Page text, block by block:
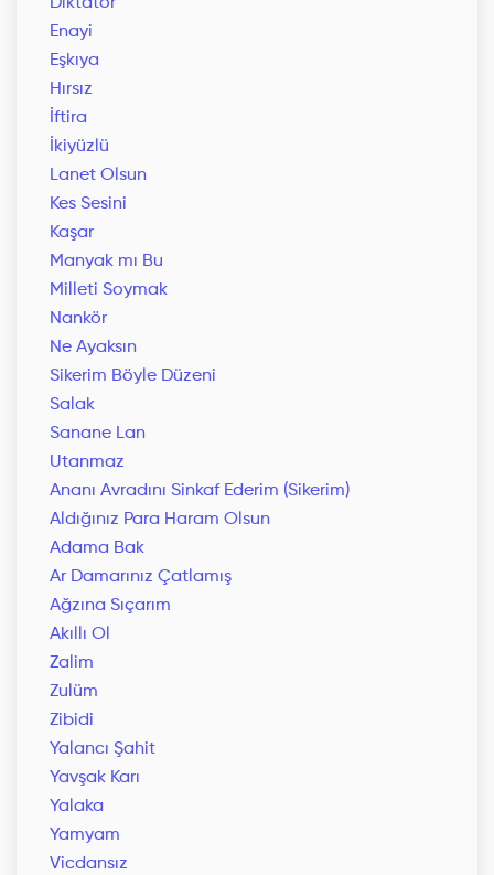
Enayi
Eşkıya
Hırsız
İftira
İkiyüzlü
Lanet Olsun
Kes Sesini
Kaşar
Manyak mı Bu
Milleti Soymak
Nankör
Ne Ayaksın
Sikerim Böyle Düzeni
Salak
Sanane Lan
Utanmaz
Ananı Avradını Sinkaf Ederim (Sikerim)
Aldığınız Para Haram Olsun
Adama Bak
Ar Damarınız Çatlamış
Ağzına Sıçarım
Akıllı Ol
Zalim
Zulüm
Zibidi
Yalancı Şahit
Yavşak Karı
Yalaka
Yamyam
Vicdansız